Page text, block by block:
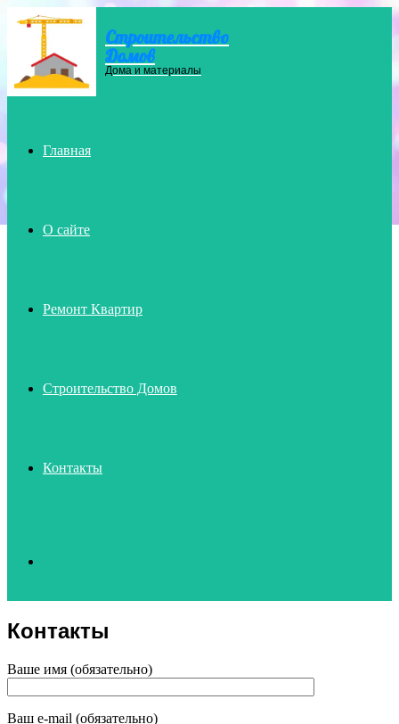
Строительство
Домов
Дома и материалы
Главная
О сайте
Ремонт Квартир
Строительство Домов
Контакты
for
Контакты
Ваше имя (обязательно)
Ваш e-mail (обязательно)